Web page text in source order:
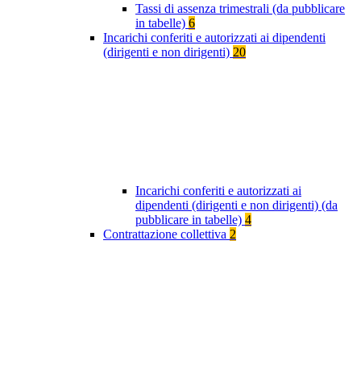
Tassi di assenza trimestrali (da pubblicare
in tabelle) 6
Incarichi conferiti e autorizzati ai dipendenti
(dirigenti e non dirigenti) 20
Incarichi conferiti e autorizzati ai
dipendenti (dirigenti e non dirigenti) (da
pubblicare in tabelle) 4
Contrattazione collettiva 2